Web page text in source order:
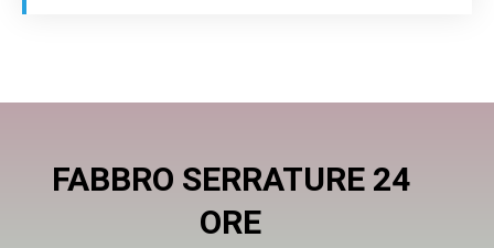
FABBRO SERRATURE 24
ORE